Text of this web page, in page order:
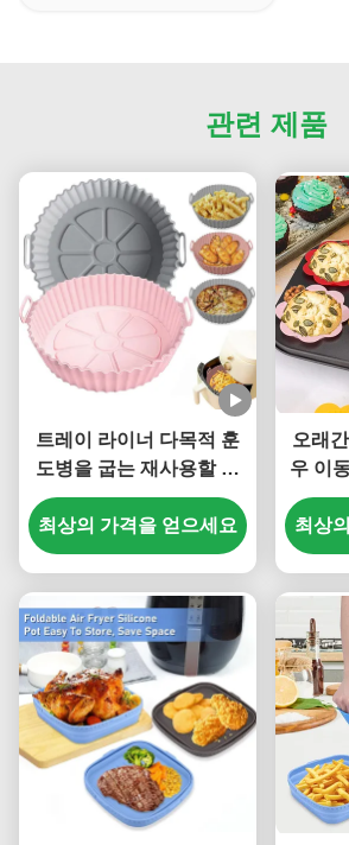
관련 제품
트레이 라이너 다목적 훈
도병을 굽는 재사용할 수
있는 탄력적 실리콘
최상의 가격을 얻으세요
오래
우 이
는 무
최상